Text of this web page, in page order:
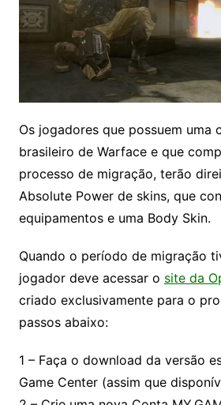
Os jogadores que possuem uma
brasileiro de Warface e que
processo de migração, terão
Absolute Power de skins, que
equipamentos e uma Body Skin.
Quando o período de migração
jogador deve acessar o site da
criado exclusivamente para o
passos abaixo:
1 – Faça o download da versão
Game Center (assim que